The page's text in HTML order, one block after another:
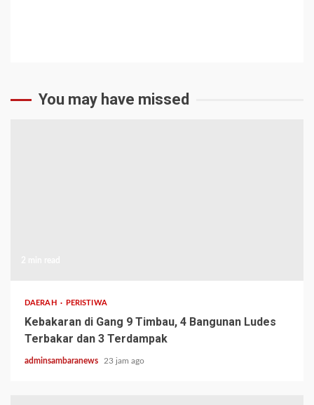
You may have missed
DAERAH PERISTIWA
Kebakaran di Gang 9 Timbau, 4 Bangunan Ludes
Terbakar dan 3 Terdampak
adminsambaranews 23 jam ago